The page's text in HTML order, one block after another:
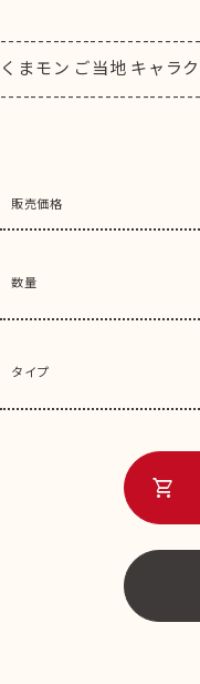
くまモン ご当地 キャラ
販売価格
数量
タイプ
shopping_cart